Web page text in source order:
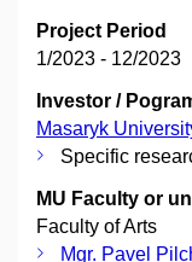
Project Period
1/2023 - 12/2023
Investor /
Masaryk
Specific
MU Faculty or
Faculty of Arts
Mgr. Pavel